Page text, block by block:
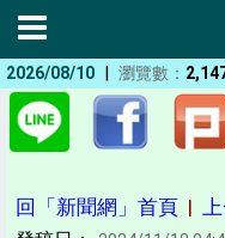
2026/08/10 | 瀏覽數：
回「新聞網」首頁 |